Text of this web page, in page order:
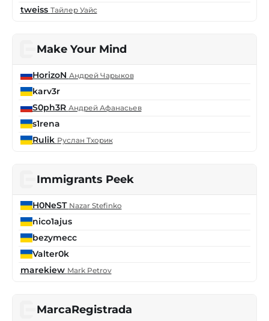
tweiss Тайлер Уайс
Make Your Mind
HorizoN Андрей Чарыков
karv3r
S0ph3R Андрей Афанасьев
s1rena
Rulik Руслан Тхорик
Immigrants Peek
H0NeST Nazar Stefinko
nico1ajus
bezymecc
Valter0k
marekiew Mark Petrov
MarcaRegistrada